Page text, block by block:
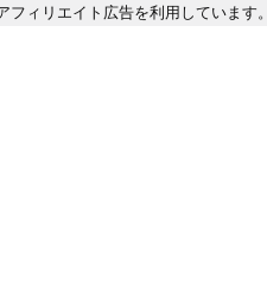
ィリエイト広告を利用していま